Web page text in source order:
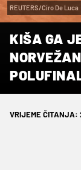
REUTERS/Ciro De Luca
KIŠA GA
VRIJEME ČITANJA: